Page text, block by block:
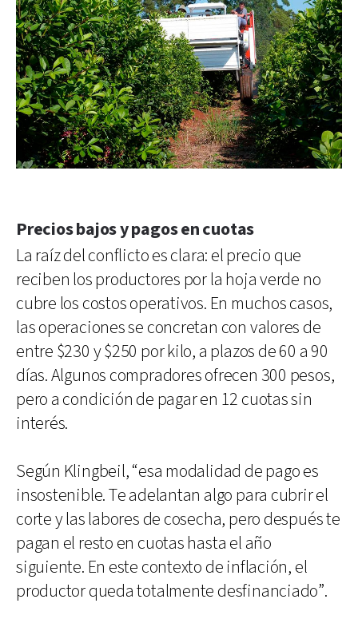
Precios bajos y pagos en cuotas
La raíz del conflicto es clara: el precio que
reciben los productores por la hoja verde no
cubre los costos operativos. En muchos casos,
las operaciones se concretan con valores de
entre $230 y $250 por kilo, a plazos de 60 a 90
días. Algunos compradores ofrecen 300 pesos,
pero a condición de pagar en 12 cuotas sin
interés.
Según Klingbeil, “esa modalidad de pago es
insostenible. Te adelantan algo para cubrir el
corte y las labores de cosecha, pero después te
pagan el resto en cuotas hasta el año
siguiente. En este contexto de inflación, el
productor queda totalmente desfinanciado”.